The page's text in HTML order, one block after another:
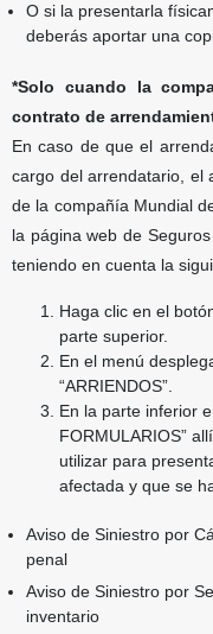
O si la presentarla
deberás aportar una
*Solo cuando la
contrato de
En caso de que el
cargo del arrendatario, el
de la compañía Mundial
la página web de
teniendo en cuenta la
Haga clic en el
parte superior.
En el menú
“ARRIENDOS”.
En la parte inferior
FORMULARIOS”
utilizar para
afectada y que se
Aviso de Siniestro por
penal
Aviso de Siniestro por
inventario